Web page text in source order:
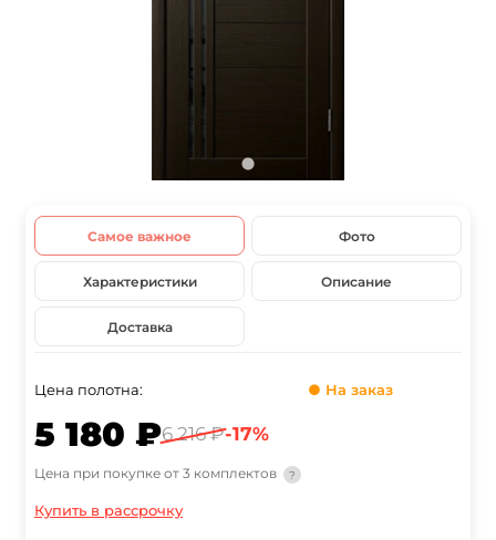
Самое важное Фото
Характеристики Описание
Доставка
Цена полотна: ● На заказ
5 180 ₽6 216 ₽-17%
Цена при покупке от 3 комплектов ?
Купить в рассрочку